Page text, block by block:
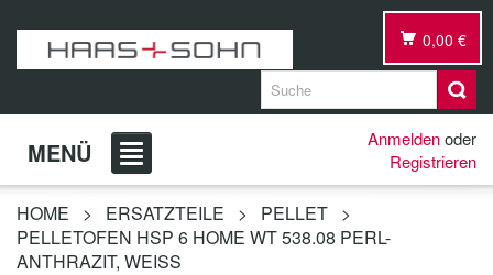
0,00 €
MENÜ Anmeldenoder
Registrieren
HOME > ERSATZTEILE > PELLET >
PELLETOFEN HSP 6 HOME WT 538.08 PERL-
ANTHRAZIT, WEISS